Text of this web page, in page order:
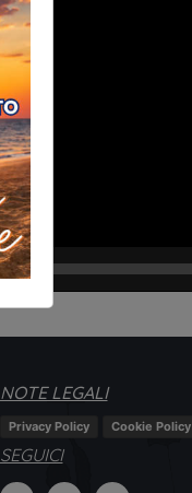
NOTE LEGALI
Privacy Policy Cookie Policy
SEGUICI